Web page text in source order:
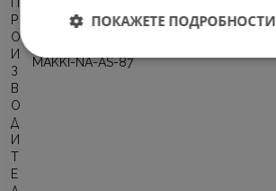
П
Р
О
И
З
В
О
Д
И
Т
Е
MAKKI-NA-AS-87
ПОКАЖЕТЕ ПОДРОБНОСТИ